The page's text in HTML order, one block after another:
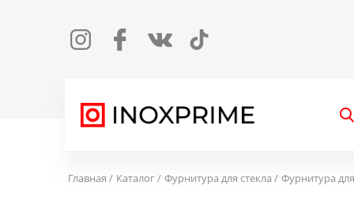
InstagramFacebookВконтакте
TikTok
Главная Каталог Фурнитура для стекла Фурнитура